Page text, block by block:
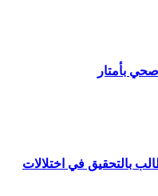
بأمتار
بالتحقيق في اختلالات